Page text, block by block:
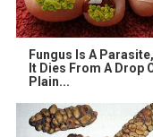
Fungus Is A
It Dies From A Drop
Plain...